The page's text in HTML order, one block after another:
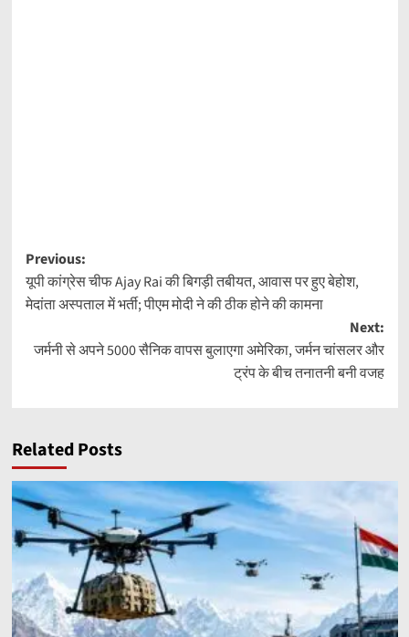
Post
navigation
Previous:
यूपी कांग्रेस चीफ Ajay Rai की बिगड़ी तबीयत, आवास पर हुए बेहोश,
मेदांता अस्पताल में भर्ती; पीएम मोदी ने की ठीक होने की कामना
Next:
जर्मनी से अपने 5000 सैनिक वापस बुलाएगा अमेरिका, जर्मन चांसलर और
ट्रंप के बीच तनातनी बनी वजह
Related Posts